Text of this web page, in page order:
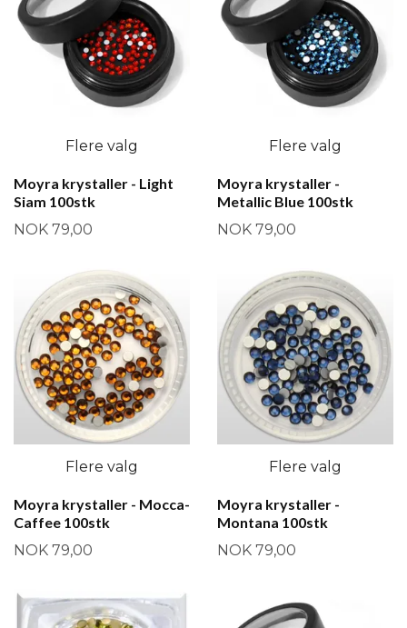
Flere valg
Moyra krystaller - Light
Siam 100stk
NOK 79,00
Flere valg
Moyra krystaller -
Metallic Blue 100stk
NOK 79,00
Flere valg
Moyra krystaller - Mocca-
Caffee 100stk
NOK 79,00
Flere valg
Moyra krystaller -
Montana 100stk
NOK 79,00